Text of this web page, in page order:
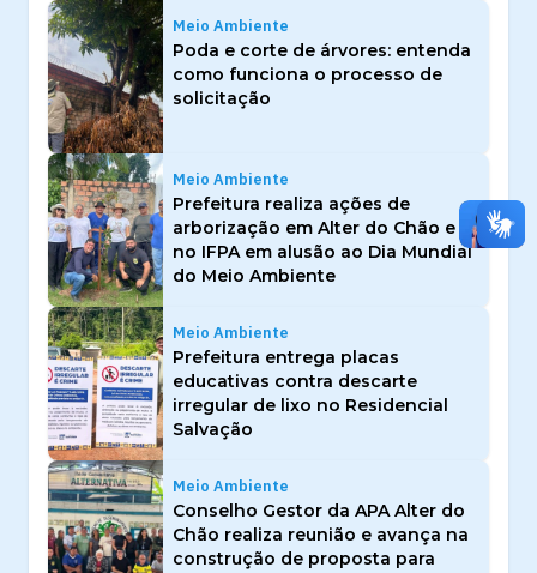
Meio Ambiente
Poda e corte de árvores: entenda
como funciona o processo de
solicitação
Meio Ambiente
Prefeitura realiza ações de
arborização em Alter do Chão e
no IFPA em alusão ao Dia Mundial
do Meio Ambiente
Meio Ambiente
Prefeitura entrega placas
educativas contra descarte
irregular de lixo no Residencial
Salvação
Meio Ambiente
Conselho Gestor da APA Alter do
Chão realiza reunião e avança na
construção de proposta para